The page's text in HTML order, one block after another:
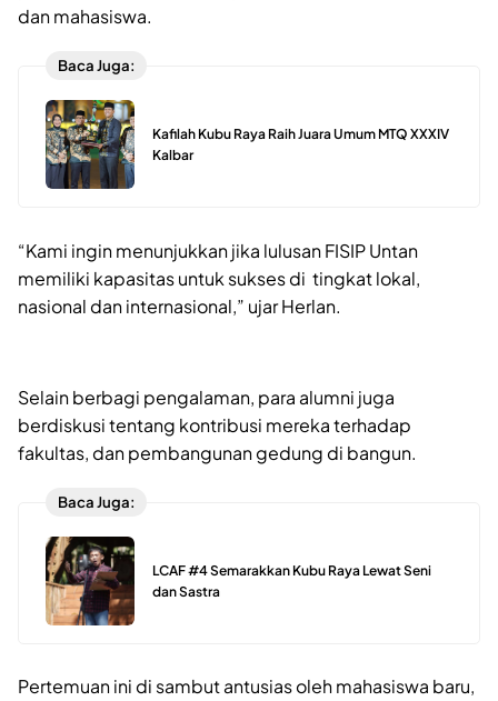
dan mahasiswa.
Baca Juga:
Kafilah Kubu Raya Raih Juara Umum MTQ XXXIV
Kalbar
“Kami ingin menunjukkan jika lulusan FISIP Untan
memiliki kapasitas untuk sukses di tingkat lokal,
nasional dan internasional,” ujar Herlan.
Selain berbagi pengalaman, para alumni juga
berdiskusi tentang kontribusi mereka terhadap
fakultas, dan pembangunan gedung di bangun.
Baca Juga:
LCAF #4 Semarakkan Kubu Raya Lewat Seni
dan Sastra
Pertemuan ini di sambut antusias oleh mahasiswa baru,